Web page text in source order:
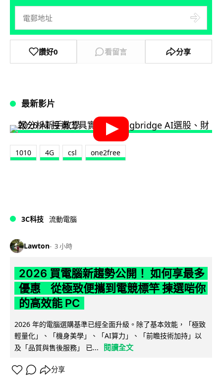
讚好0 看留言 分享
最新影片
1010 4G csl one2free
3C科技 流動電腦
Lawton 3 小時
2026 買電腦新趨勢公開！ 如何享最多
優惠 從極致便攜到電競標竿 揀選啱你
的高效能 PC
2026 年的電腦選購基準已經全面升級。除了基本效能，「極致
輕量化」、「機身美學」、「AI算力」、「前瞻技術加持」以
及「品質與售後服務」 已...
閱讀全文
分享